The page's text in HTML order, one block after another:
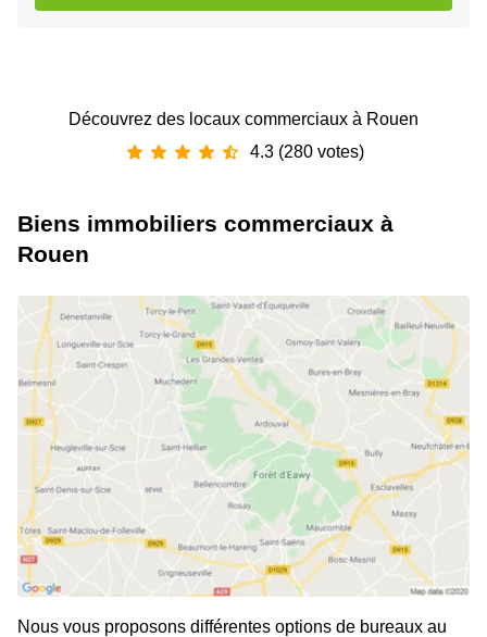
Découvrez des locaux commerciaux à Rouen
4.3 (280 votes)
Biens immobiliers commerciaux à
Rouen
Nous vous proposons différentes options de bureaux au